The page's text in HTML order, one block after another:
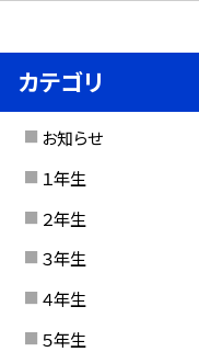
カテゴリ
お知らせ
１年生
２年生
３年生
４年生
５年生